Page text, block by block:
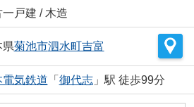
一戸建 / 木造
県菊池市泗水町吉富
電気鉄道 「 御代志」駅 徒歩99分